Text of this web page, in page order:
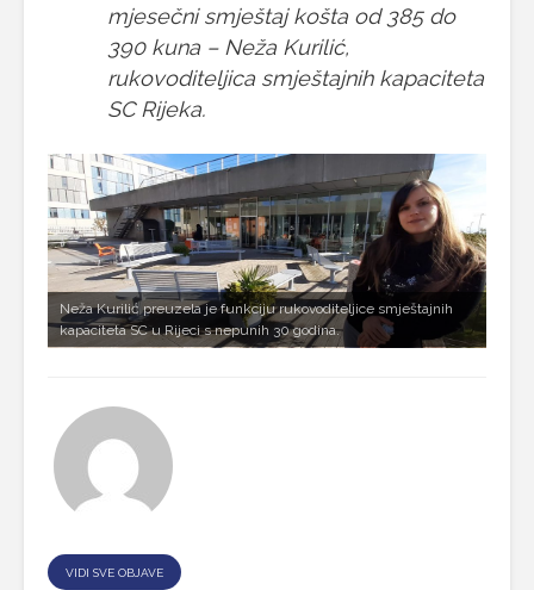
mjesečni smještaj košta od 385 do
390 kuna – Neža Kurilić,
rukovoditeljica smještajnih kapaciteta
SC Rijeka.
Neža Kurilić preuzela je funkciju rukovoditeljice smještajnih
kapaciteta SC u Rijeci s nepunih 30 godina.
VIDI SVE OBJAVE